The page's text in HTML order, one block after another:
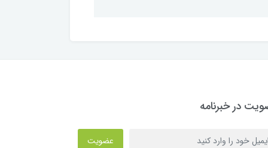
در خبرنامه
عضویت